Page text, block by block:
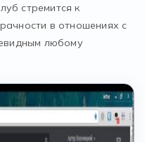
стремится к
в отношениях с
любому